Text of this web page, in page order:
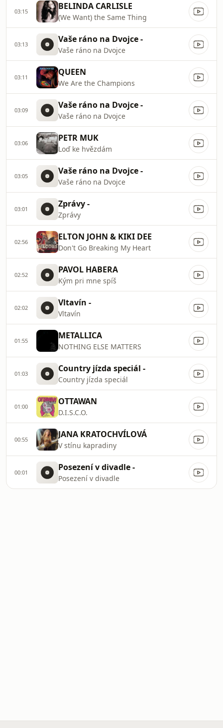
03:15 BELINDA CARLISLE
(We Want) the Same Thing
03:13 Vaše ráno na Dvojce -
Vaše ráno na Dvojce
03:11 QUEEN
We Are the Champions
03:09 Vaše ráno na Dvojce -
Vaše ráno na Dvojce
03:06 PETR MUK
Loď ke hvězdám
03:05 Vaše ráno na Dvojce -
Vaše ráno na Dvojce
03:01 Zprávy -
Zprávy
02:56 ELTON JOHN & KIKI DEE
Don't Go Breaking My Heart
02:52 PAVOL HABERA
Kým pri mne spíš
02:02 Vltavín -
Vltavín
01:55 METALLICA
NOTHING ELSE MATTERS
01:03 Country jízda speciál -
Country jízda speciál
01:00 OTTAWAN
D.I.S.C.O.
00:55 JANA KRATOCHVÍLOVÁ
V stínu kapradiny
00:01 Posezení v divadle -
Posezení v divadle